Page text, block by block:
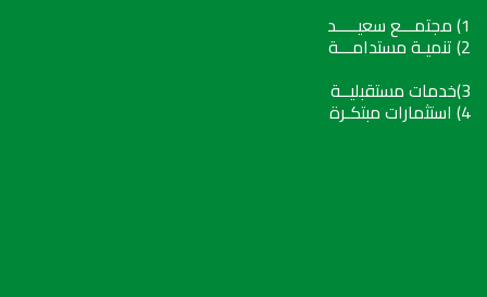
1) مجتمـــع سعيـــــد
2) تنميـة مستدامـــة
3)خدمات مستقبليــة
4) استثمارات مبتكـرة